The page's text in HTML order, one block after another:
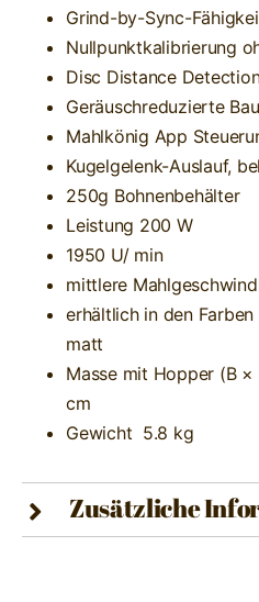
Grind-by-Sync-
Nullpunktkalibrierung
Disc Distance
Geräuschreduzierte
Mahlkönig App
Kugelgelenk-Auslauf,
250g Bohnenbehälter
Leistung 200 W
1950 U/ min
mittlere
erhältlich in den
matt
Masse mit Hopper (B
cm
Gewicht 5.8 kg
Zusätzliche